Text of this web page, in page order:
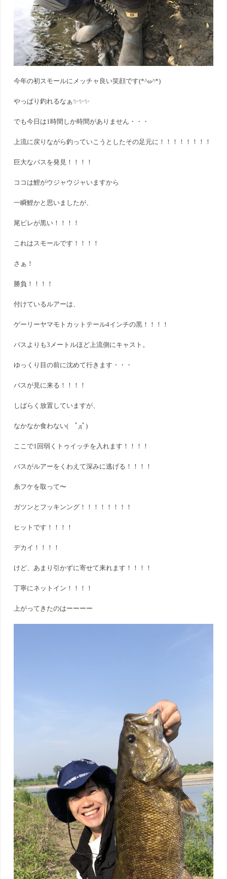
今年の初スモールにメッチャ良い笑顔です(*^ω^*)
やっぱり釣れるなぁ✨✨✨
でも今日は1時間しか時間がありません・・・
上流に戻りながら釣っていこうとしたその足元に！！！！！！！！
巨大なバスを発見！！！！
ココは鯉がウジャウジャいますから
一瞬鯉かと思いましたが、
尾ビレが黒い！！！！
これはスモールです！！！！
さぁ！
勝負！！！！
付けているルアーは、
ゲーリーヤマモトカットテール4インチの黒！！！！
バスよりも3メートルほど上流側にキャスト。
ゆっくり目の前に沈めて行きます・・・
バスが見に来る！！！！
しばらく放置していますが、
なかなか食わない( ﾟдﾟ)
ここで1回弱くトゥイッチを入れます！！！！
バスがルアーをくわえて深みに逃げる！！！！
糸フケを取って〜
ガツンとフッキンング！！！！！！！！
ヒットです！！！！
デカイ！！！！
けど、あまり引かずに寄せて来れます！！！！
丁寧にネットイン！！！！
上がってきたのはーーーー